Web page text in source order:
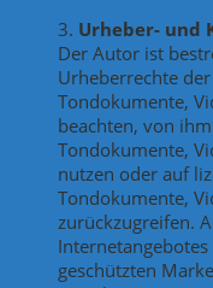
3. Urheber- und
Der Autor ist
Urheberrechte
Tondokumente,
beachten, von
Tondokumente,
nutzen oder auf
Tondokumente,
zurückzugreifen.
geschützten